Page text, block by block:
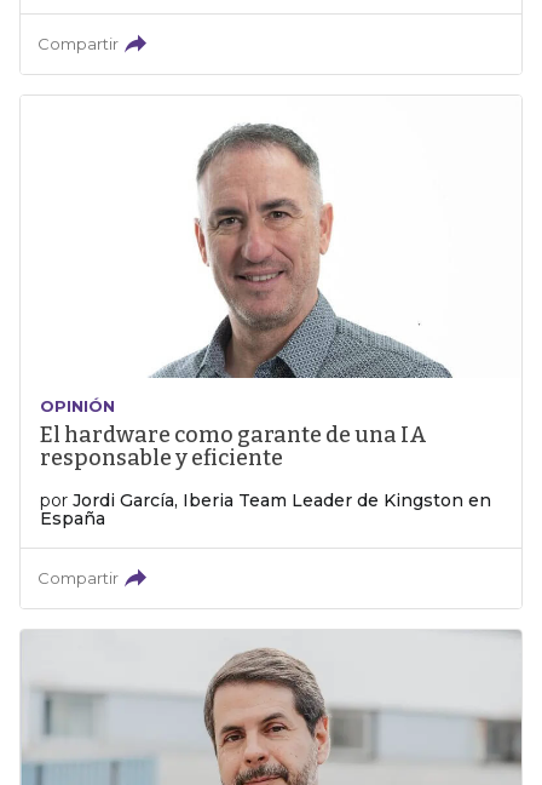
Compartir
OPINIÓN
El hardware como garante de una IA
responsable y eficiente
por Jordi García, Iberia Team Leader de Kingston en
España
Compartir